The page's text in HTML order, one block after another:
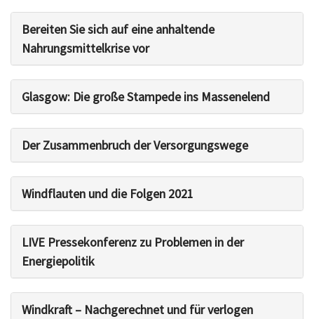
Bereiten Sie sich auf eine anhaltende
Nahrungsmittelkrise vor
Glasgow: Die große Stampede ins Massenelend
Der Zusammenbruch der Versorgungswege
Windflauten und die Folgen 2021
LIVE Pressekonferenz zu Problemen in der
Energiepolitik
Windkraft – Nachgerechnet und für verlogen